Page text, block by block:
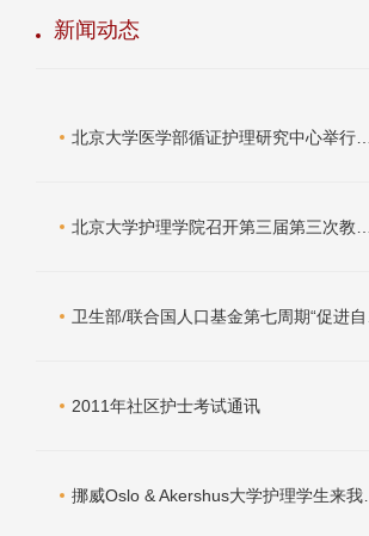
新闻动态
北京大学医学部循证护理研究中心举行挂牌仪式
北京大学护理学院召开第三届第三次教职工大会
卫生部/联合国人口基金第七周期“促进自然分娩和加强助产教育促进母婴健康项目”启动会召开
2011年社区护士考试通讯
挪威Oslo & Akershus大学护理学生来我院交流访问